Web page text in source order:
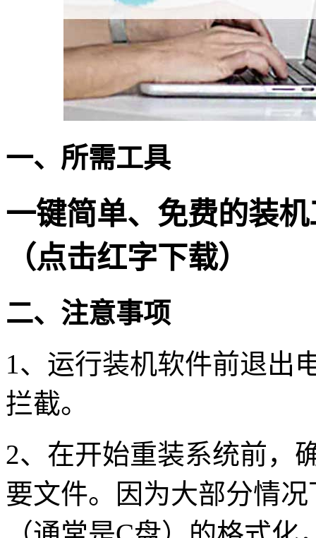
一、所需工具
一键简单、免费的装
（点击红字下载）
二、注意事项
1 、运行装机软件前退出
拦截。
2、在开始重装系统前，
要文件。因为大部分情